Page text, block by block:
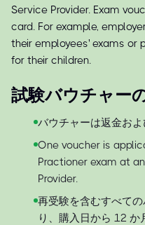
Service Provider. Exam
card. For example,
their employees' exams or
for their children.
試験バウチャー
バウチャーは返金およ
One voucher is
Practioner exam at
Provider.
再受験を含むすべて
り、購入日から 12 か